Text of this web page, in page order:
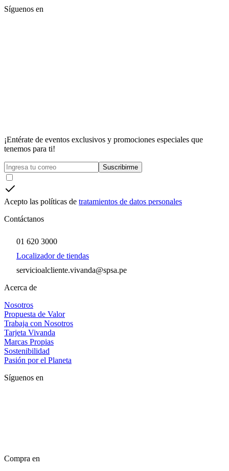
Síguenos en
¡Entérate de eventos exclusivos y promociones especiales que
tenemos para ti!
Suscribirme
Acepto las políticas de tratamientos de datos personales
Contáctanos
01 620 3000
Localizador de tiendas
servicioalcliente.vivanda@spsa.pe
Acerca de
Nosotros
Propuesta de Valor
Trabaja con Nosotros
Tarjeta Vivanda
Marcas Propias
Sostenibilidad
Pasión por el Planeta
Síguenos en
Compra en